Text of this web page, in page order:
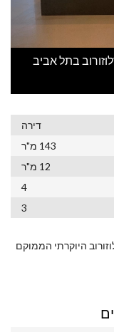
דירה
143 מ"ר
12 מ"ר
4
3
היוקרתי הממוקם